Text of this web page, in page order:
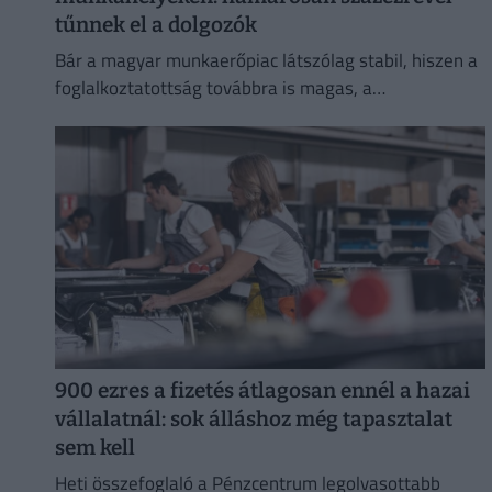
tűnnek el a dolgozók
Bár a magyar munkaerőpiac látszólag stabil, hiszen a
foglalkoztatottság továbbra is magas, a
mértékben.
900 ezres a fizetés átlagosan ennél a hazai
vállalatnál: sok álláshoz még tapasztalat
sem kell
Heti összefoglaló a Pénzcentrum legolvasottabb